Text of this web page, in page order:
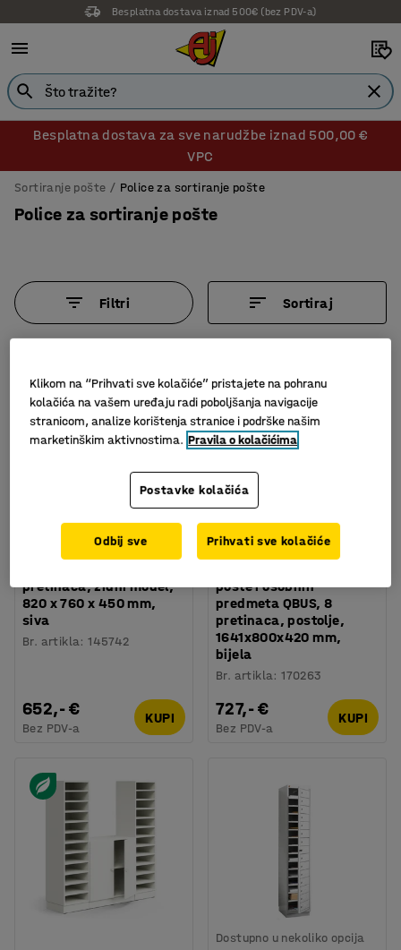
Besplatna dostava iznad 500€ (bez PDV-a)
Besplatna dostava za sve narudžbe iznad 500,00 €
VPC
Sortiranje pošte Police za sortiranje pošte
Police za sortiranje pošte
Filtri Sortiraj
Dostupno u nekoliko opcija
pretinaca, zidni model,
820 x 760 x 450 mm,
siva
Br. artikla:145742
652,- €
Bez PDV-a
KUPI
pošte i osobnih
predmeta QBUS, 8
pretinaca, postolje,
1641x800x420 mm,
bijela
Br. artikla:170263
727,- €
Bez PDV-a
KUPI
Dostupno u nekoliko opcija
Klikom na “Prihvati sve kolačiće” pristajete na pohranu
kolačića na vašem uređaju radi poboljšanja navigacije
stranicom, analize korištenja stranice i podrške našim
marketinškim aktivnostima. Pravila o kolačićima
Postavke kolačića
Odbij sve Prihvati sve kolačiće